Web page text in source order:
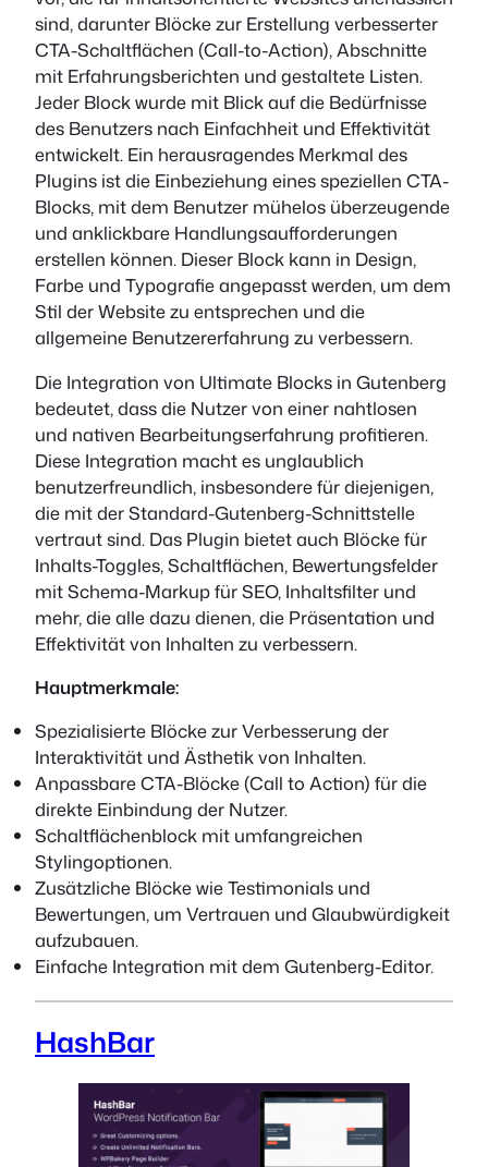
sind, darunter Blöcke zur Erstellung verbesserter
CTA-Schaltflächen (Call-to-Action), Abschnitte
mit Erfahrungsberichten und gestaltete Listen.
Jeder Block wurde mit Blick auf die Bedürfnisse
des Benutzers nach Einfachheit und Effektivität
entwickelt. Ein herausragendes Merkmal des
Plugins ist die Einbeziehung eines speziellen CTA-
Blocks, mit dem Benutzer mühelos überzeugende
und anklickbare Handlungsaufforderungen
erstellen können. Dieser Block kann in Design,
Farbe und Typografie angepasst werden, um dem
Stil der Website zu entsprechen und die
allgemeine Benutzererfahrung zu verbessern.
Die Integration von Ultimate Blocks in Gutenberg
bedeutet, dass die Nutzer von einer nahtlosen
und nativen Bearbeitungserfahrung profitieren.
Diese Integration macht es unglaublich
benutzerfreundlich, insbesondere für diejenigen,
die mit der Standard-Gutenberg-Schnittstelle
vertraut sind. Das Plugin bietet auch Blöcke für
Inhalts-Toggles, Schaltflächen, Bewertungsfelder
mit Schema-Markup für SEO, Inhaltsfilter und
mehr, die alle dazu dienen, die Präsentation und
Effektivität von Inhalten zu verbessern.
Hauptmerkmale:
Spezialisierte Blöcke zur Verbesserung der
Interaktivität und Ästhetik von Inhalten.
Anpassbare CTA-Blöcke (Call to Action) für die
direkte Einbindung der Nutzer.
Schaltflächenblock mit umfangreichen
Stylingoptionen.
Zusätzliche Blöcke wie Testimonials und
Bewertungen, um Vertrauen und Glaubwürdigkeit
aufzubauen.
Einfache Integration mit dem Gutenberg-Editor.
HashBar